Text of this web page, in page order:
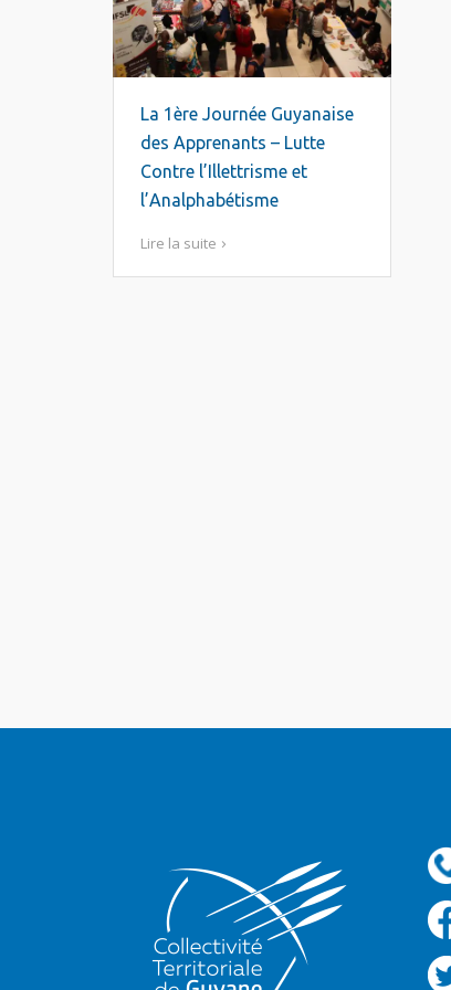
La 1ère Journée Guyanaise
des Apprenants – Lutte
Contre l’Illettrisme et
l’Analphabétisme
Lire la suite